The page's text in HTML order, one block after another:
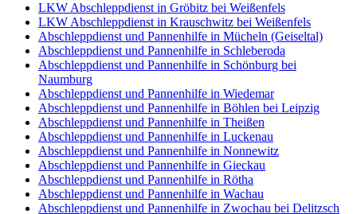
LKW Abschleppdienst in Gröbitz bei Weißenfels
LKW Abschleppdienst in Krauschwitz bei Weißenfels
Abschleppdienst und Pannenhilfe in Mücheln (Geiseltal)
Abschleppdienst und Pannenhilfe in Schleberoda
Abschleppdienst und Pannenhilfe in Schönburg bei
Naumburg
Abschleppdienst und Pannenhilfe in Wiedemar
Abschleppdienst und Pannenhilfe in Böhlen bei Leipzig
Abschleppdienst und Pannenhilfe in Theißen
Abschleppdienst und Pannenhilfe in Luckenau
Abschleppdienst und Pannenhilfe in Nonnewitz
Abschleppdienst und Pannenhilfe in Gieckau
Abschleppdienst und Pannenhilfe in Rötha
Abschleppdienst und Pannenhilfe in Wachau
Abschleppdienst und Pannenhilfe in Zwochau bei Delitzsch